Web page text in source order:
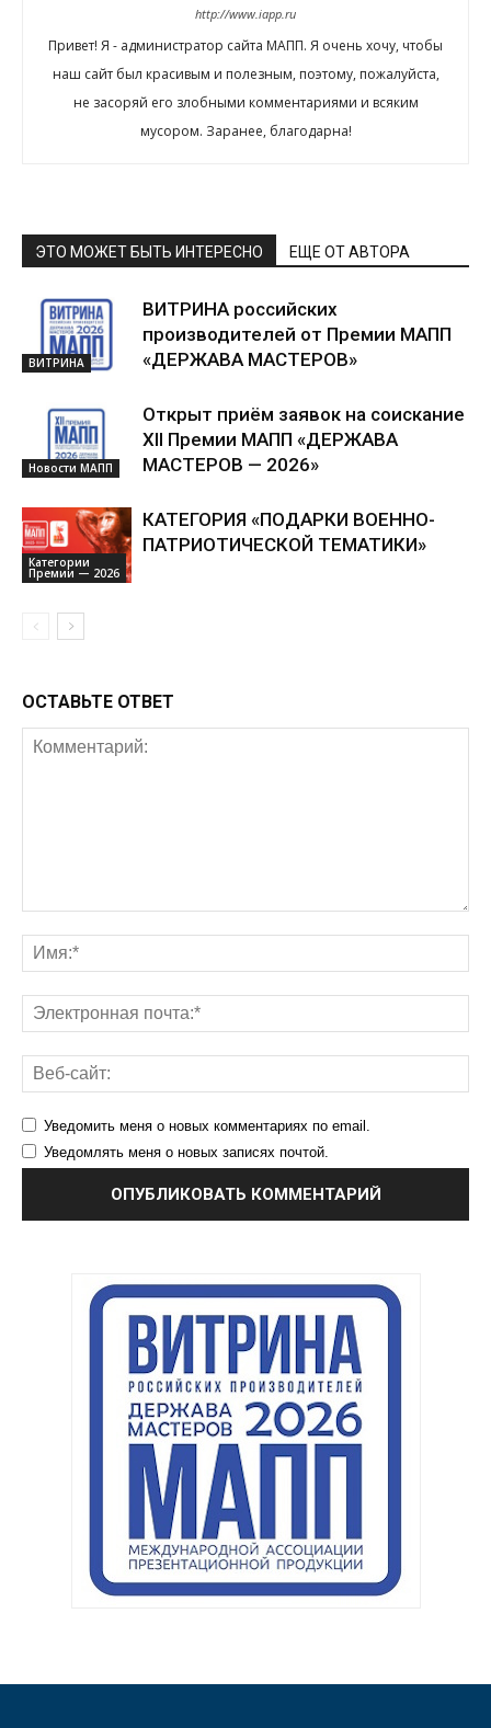
http://www.iapp.ru
Привет! Я - администратор сайта МАПП. Я очень хочу, чтобы
наш сайт был красивым и полезным, поэтому, пожалуйста,
не засоряй его злобными комментариями и всяким
мусором. Заранее, благодарна!
ЭТО МОЖЕТ БЫТЬ ИНТЕРЕСНО ЕЩЕ ОТ АВТОРА
ВИТРИНА
ВИТРИНА российских
производителей от Премии МАПП
«ДЕРЖАВА МАСТЕРОВ»
Новости МАПП
Открыт приём заявок на соискание
XII Премии МАПП «ДЕРЖАВА
МАСТЕРОВ — 2026»
Категории
Премии — 2026
КАТЕГОРИЯ «ПОДАРКИ ВОЕННО-
ПАТРИОТИЧЕСКОЙ ТЕМАТИКИ»
ОСТАВЬТЕ ОТВЕТ
Уведомить меня о новых комментариях по email.
Уведомлять меня о новых записях почтой.